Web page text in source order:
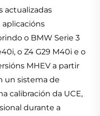
actualizadas
aplicacións
o BMW Serie 3
o Z4 G29 M40i e o
MHEV a partir
un sistema de
calibración da UCE,
durante a